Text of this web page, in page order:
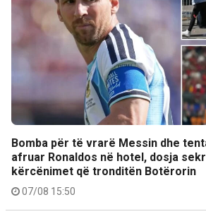
Bomba për të vrarë Messin dhe
afruar Ronaldos në hotel, dosja
kërcënimet që tronditën Botërorin
07/08 15:50